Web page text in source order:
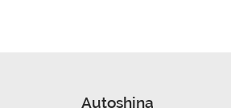
Autoshina